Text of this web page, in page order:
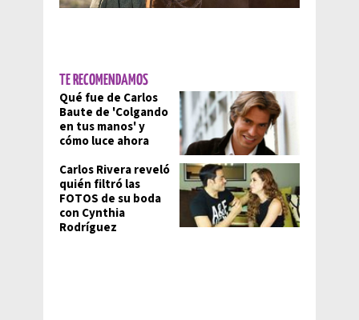
TE RECOMENDAMOS
Qué fue de Carlos
Baute de 'Colgando
en tus manos' y
cómo luce ahora
Carlos Rivera reveló
quién filtró las
FOTOS de su boda
con Cynthia
Rodríguez